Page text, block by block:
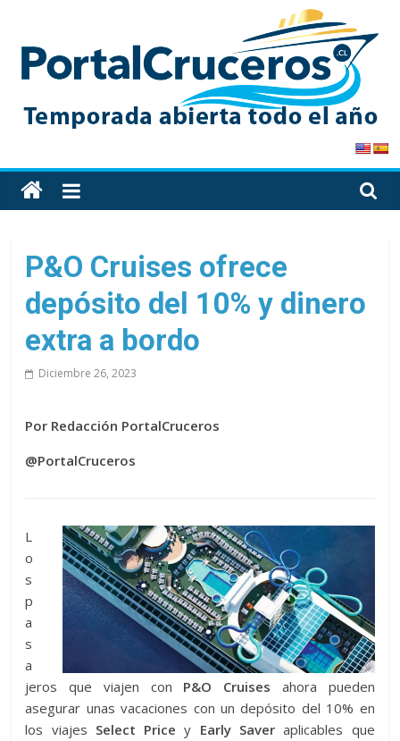
content
PortalCruceros
Toda
la
de
cruceros
en
un
solo
P&O Cruises ofrece
depósito del 10% y dinero
extra a bordo
Diciembre 26, 2023
Por Redacción PortalCruceros
@PortalCruceros
L
o
s
p
a
s
a
jeros que viajen con P&O Cruises ahora pueden
asegurar unas vacaciones con un depósito del 10% en
los viajes Select Price y Early Saver aplicables que